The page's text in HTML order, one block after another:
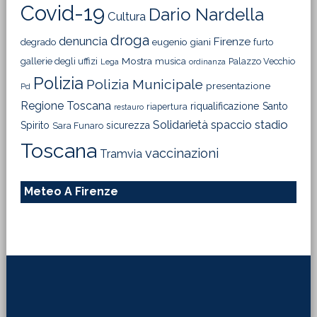
Covid-19 Cultura Dario Nardella
degrado denuncia droga eugenio giani Firenze furto
gallerie degli uffizi Lega Mostra musica ordinanza Palazzo Vecchio
Pd Polizia Polizia Municipale presentazione
Regione Toscana restauro riapertura riqualificazione Santo
Spirito Sara Funaro sicurezza Solidarietà spaccio stadio
Toscana Tramvia vaccinazioni
Meteo A Firenze